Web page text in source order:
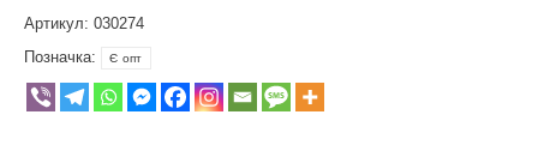
Артикул: 030274
Позначка:
Є опт